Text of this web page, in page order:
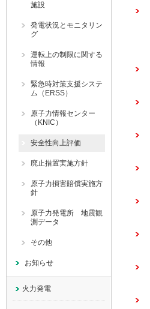
施設
発電状況とモニタリン
グ
運転上の制限に関する
情報
緊急時対策支援システ
ム（ERSS）
原子力情報センター
（KNIC）
安全性向上評価
廃止措置実施方針
原子力損害賠償実施方
針
原子力発電所 地震観
測データ
その他
お知らせ
火力発電